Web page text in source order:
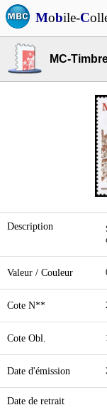
Mobile-C
MC-
Description
Valeur / Couleur
Cote N**
Cote Obl.
Date d'émission
Date de retrait